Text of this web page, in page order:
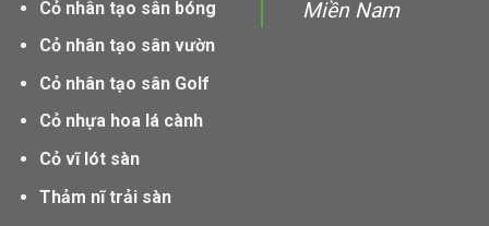
Cỏ nhân tạo sân bóng
Cỏ nhân tạo sân vườn
Cỏ nhân tạo sân Golf
Cỏ nhựa hoa lá cành
Cỏ vĩ lót sàn
Thảm nĩ trải sàn
Miền Nam